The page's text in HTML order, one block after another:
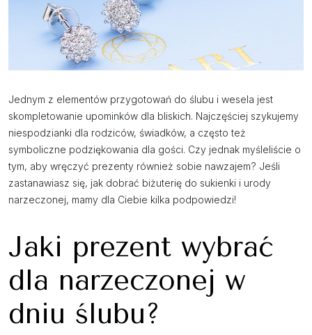
Jednym z elementów przygotowań do ślubu i wesela jest
skompletowanie upominków dla bliskich. Najczęściej szykujemy
niespodzianki dla rodziców, świadków, a często też
symboliczne podziękowania dla gości. Czy jednak myśleliście o
tym, aby wręczyć prezenty również sobie nawzajem? Jeśli
zastanawiasz się, jak dobrać biżuterię do sukienki i urody
narzeczonej, mamy dla Ciebie kilka podpowiedzi!
Jaki prezent wybrać
dla narzeczonej w
dniu ślubu?